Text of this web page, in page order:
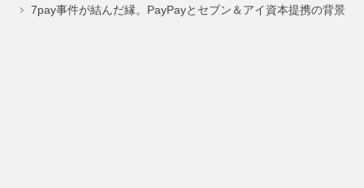
7pay事件が結んだ縁。PayPayとセブン＆アイ資本提携の背景